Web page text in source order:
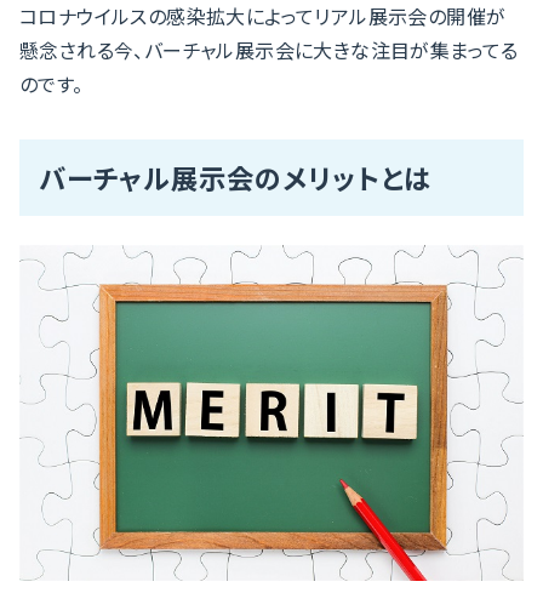
コロナウイルスの感染拡大によってリアル展示会の開催が
懸念される今、バーチャル展示会に大きな注目が集まってる
のです。
バーチャル展示会のメリットとは